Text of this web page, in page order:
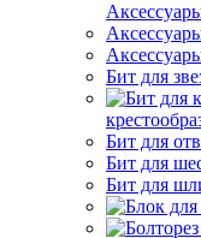
Бит для
Бит для
Бит для
Бит для